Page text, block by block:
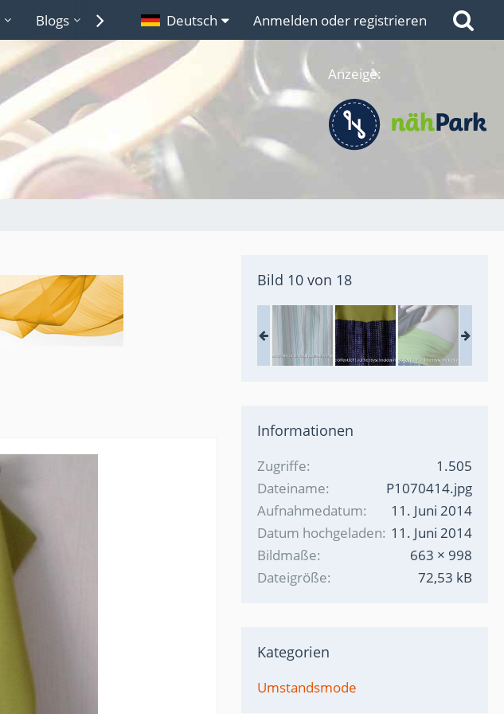
Blogs Lexikon Links
Deutsch Anmelden oder registrieren
Anzeige:
Bild 10 von 18
Informationen
Zugriffe
1.505
Dateiname
P1070414.jpg
Aufnahmedatum
11. Juni 2014
Datum hochgeladen 11. Juni 2014
Bildmaße
663 × 998
Dateigröße
72,53 kB
Kategorien
Umstandsmode